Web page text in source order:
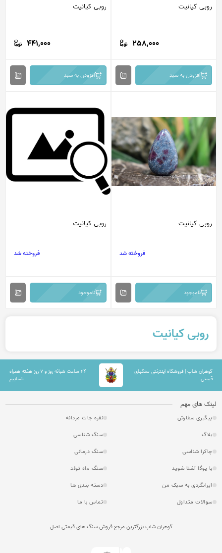
روبی کیانیت
258,000
افزودن به سبد
روبی کیانیت
441,000
افزودن به سبد
روبی کیانیت
فروخته شد
ناموجود
روبی کیانیت
فروخته شد
ناموجود
روبی کیانیت
گوهران شاپ | فروشگاه اینترنتی سنگهای
قیمتی
۲۴ ساعت شبانه روز و ۷ روز هفته همراه
شماییم
لینک های مهم
پیگیری سفارش
نقره جات مردانه
بلاگ
سنگ شناسی
چاکرا شناسی
سنگ درمانی
با یوگا آشنا شوید
سنگ ماه تولد
ایرانگردی به سبک من
دسته بندی ها
سوالات متداول
تماس با ما
گوهران شاپ بزرگترین مرجع فروش سنگ های قیمتی اصل